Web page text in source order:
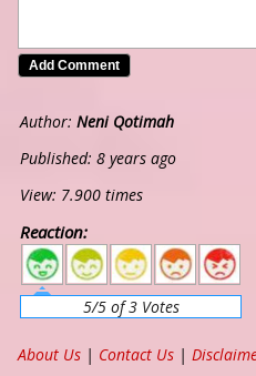
Author: Neni Qotimah
Published: 8 years ago
View: 7.900 times
Reaction:
5 4 3 2 1
5/5 of 3 Votes
About Us | Contact Us |